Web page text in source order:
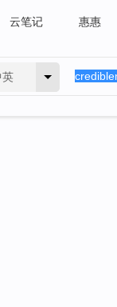
云笔记 惠惠
英